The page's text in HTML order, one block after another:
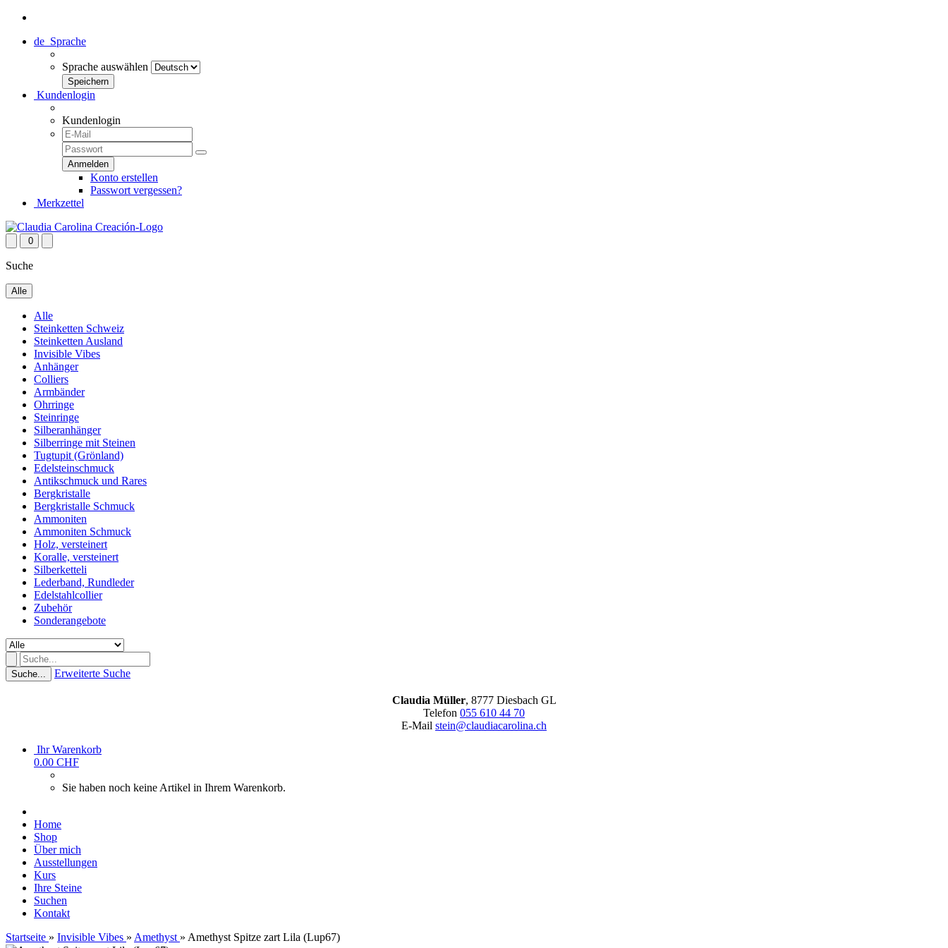
de Sprache
Sprache auswählen
Kundenlogin
Kundenlogin
Konto erstellen
Passwort vergessen?
Merkzettel
0
Suche
Alle
Alle
Steinketten Schweiz
Steinketten Ausland
Invisible Vibes
Anhänger
Colliers
Armbänder
Ohrringe
Steinringe
Silberanhänger
Silberringe mit Steinen
Tugtupit (Grönland)
Edelsteinschmuck
Antikschmuck und Rares
Bergkristalle
Bergkristalle Schmuck
Ammoniten
Ammoniten Schmuck
Holz, versteinert
Koralle, versteinert
Silberketteli
Lederband, Rundleder
Edelstahlcollier
Zubehör
Sonderangebote
Suche... Erweiterte Suche
Claudia Müller, 8777 Diesbach GL
Telefon 055 610 44 70
E-Mail stein@claudiacarolina.ch
Ihr Warenkorb
0.00 CHF
Sie haben noch keine Artikel in Ihrem Warenkorb.
Home
Shop
Über mich
Ausstellungen
Kurs
Ihre Steine
Suchen
Kontakt
Startseite » Invisible Vibes » Amethyst » Amethyst Spitze zart Lila (Lup67)